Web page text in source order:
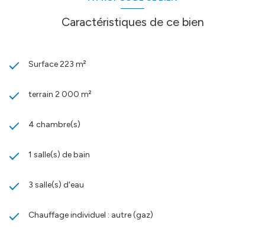
Caractéristiques de ce bien
Surface 223 m²
terrain 2 000 m²
4 chambre(s)
1 salle(s) de bain
3 salle(s) d'eau
Chauffage individuel : autre (gaz)